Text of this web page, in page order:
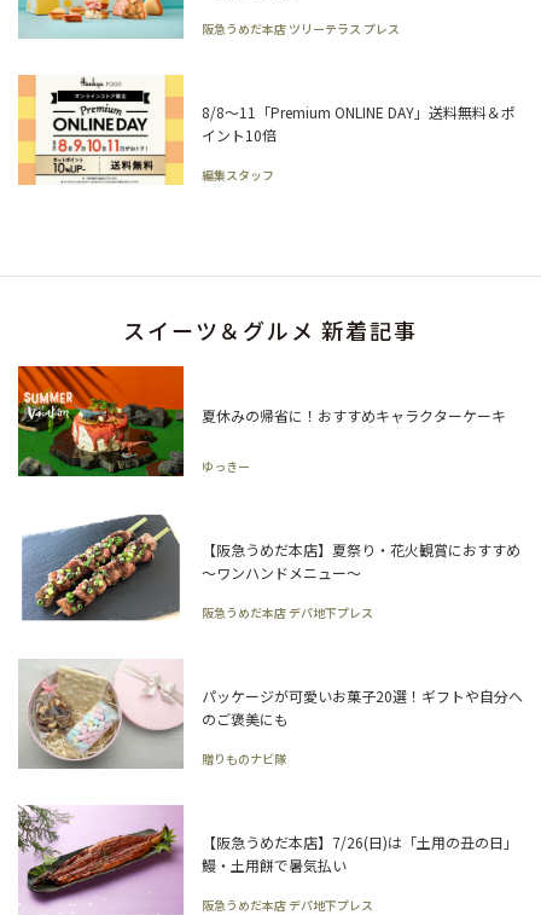
阪急うめだ本店 ツリーテラス プレス
8/8～11「Premium ONLINE DAY」送料無料＆ポ
イント10倍
編集スタッフ
スイーツ＆グルメ 新着記事
夏休みの帰省に！おすすめキャラクターケーキ
ゆっきー
【阪急うめだ本店】夏祭り・花火観賞におすすめ
～ワンハンドメニュー～
阪急うめだ本店 デパ地下プレス
パッケージが可愛いお菓子20選！ギフトや自分へ
のご褒美にも
贈りものナビ隊
【阪急うめだ本店】7/26(日)は「土用の丑の日」
鰻・土用餅で暑気払い
阪急うめだ本店 デパ地下プレス